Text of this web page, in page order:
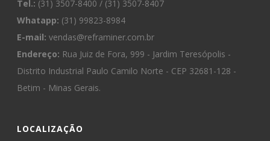
Tel.: (31) 3507-8400 / (31) 3507-8407
Whatapp: (31) 99823-8984
E-mail: vendas@reframiner.com.br
Endereço: Rua Juiz de Fora, 999 - Jardim Teresópolis -
Distrito Industrial Paulo Camilo Norte - CEP 32681-128 -
Betim - Minas Gerais.
LOCALIZAÇÃO